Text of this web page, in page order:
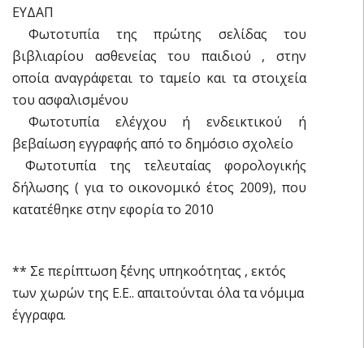
ΕΥΔΑΠ
 Φωτοτυπία της πρώτης σελίδας του
βιβλιαρίου ασθενείας του παιδιού , στην
οποία αναγράφεται το ταμείο και τα στοιχεία
του ασφαλισμένου
 Φωτοτυπία ελέγχου ή ενδεικτικού ή
βεβαίωση εγγραφής από το δημόσιο σχολείο
 Φωτοτυπία της τελευταίας φορολογικής
δήλωσης ( για το οικονομικό έτος 2009), που
κατατέθηκε στην εφορία το 2010
** Σε περίπτωση ξένης υπηκοότητας , εκτός
των χωρών της Ε.Ε.. απαιτούνται όλα τα νόμιμα
έγγραφα.